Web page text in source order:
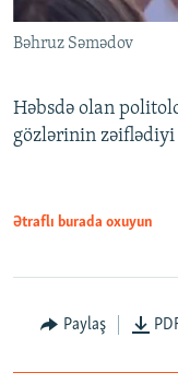
Bəhruz Səmədov
Həbsdə olan
gözlərinin
Ətraflı burada oxuyun
Paylaş